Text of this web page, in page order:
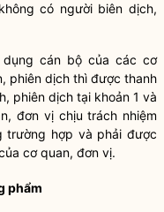
có người biên dịch,
cán bộ của các cơ
phiên dịch thì được thanh
phiên dịch tại khoản 1 và
đơn vị chịu trách nhiệm
trường hợp và phải được
cơ quan, đơn vị.
phẩm